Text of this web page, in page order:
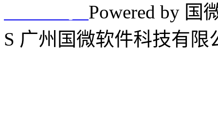
Powered by 国
S 广州国微软件科技有限